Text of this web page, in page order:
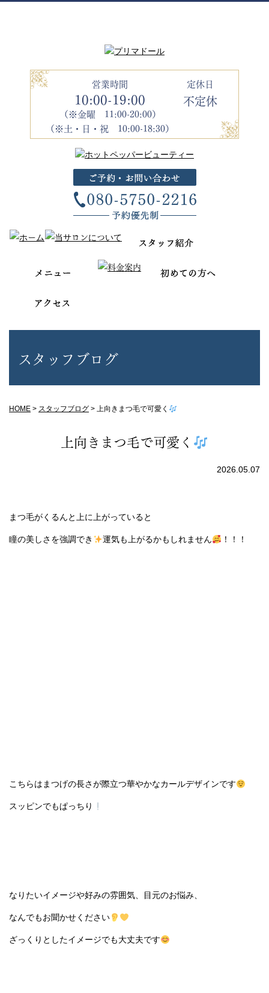
営業時間
10:00-19:00
（※金曜 11:00-20:00）
（※土・日・祝 10:00-18:30）
定休日
不定休
スタッフブログ
HOME > スタッフブログ > 上向きまつ毛で可愛く
上向きまつ毛で可愛く
2026.05.07
まつ毛がくるんと上に上がっていると
瞳の美しさを強調でき 運気も上がるかもしれません ！！！
こちらはまつげの長さが際立つ華やかなカールデザインです
スッピンでもぱっちり
なりたいイメージや好みの雰囲気、目元のお悩み、
なんでもお聞かせください
ざっくりとしたイメージでも大丈夫です